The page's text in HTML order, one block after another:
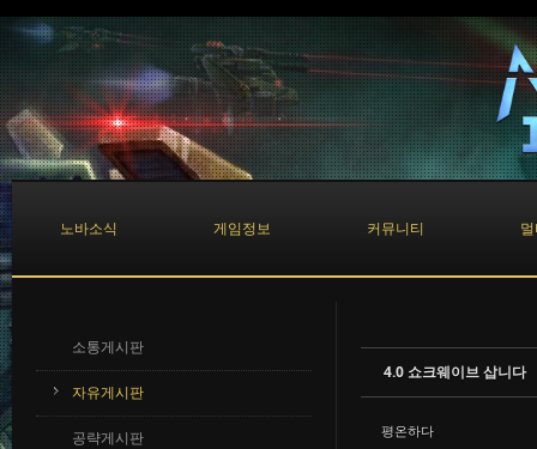
노바소식 게임정보 커뮤니티
소통게시판
자유게시판
공략게시판
4.0 쇼크웨이브 삽니다
평온하다
Sketchbook5, 스케치북5
Sketchbook5, 스케치북5